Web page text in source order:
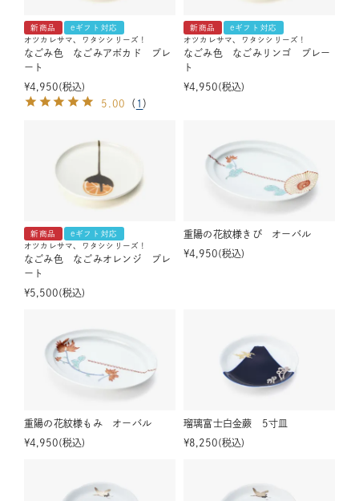
新商品
eギフト対応
オツカレサマ、ワタシシリーズ！
なごみ色 なごみアボカド プレ
ート
¥4,950 税込
5.00
（ 1 ）
新商品
eギフト対応
オツカレサマ、ワタシシリーズ！
なごみ色 なごみリンゴ プレー
ト
¥4,950 税込
新商品
eギフト対応
オツカレサマ、ワタシシリーズ！
なごみ色 なごみオレンジ プレ
ート
¥5,500 税込
重陽の花紋様きび オーバル
¥4,950 税込
重陽の花紋様もみ オーバル
¥4,950 税込
瑠璃富士白金蕨 5寸皿
¥8,250 税込